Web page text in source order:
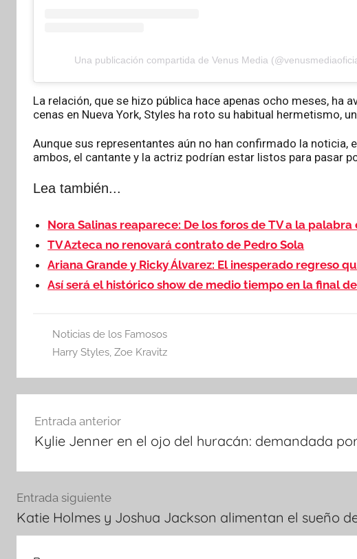
Una publicación compartida de Venus Media
La relación, que se hizo pública hace apenas ocho meses, ha
cenas en Nueva York, Styles ha roto su habitual hermetismo,
Aunque sus representantes aún no han confirmado la
ambos, el cantante y la actriz podrían estar listos para pasar
Lea también...
Nora Salinas reaparece: De los foros de TV a la
TV Azteca no renovará contrato de Pedro Sola
Ariana Grande y Ricky Álvarez: El inesperado regreso
Así será el histórico show de medio tiempo en la final
Noticias de los Famosos
Harry Styles, Zoe Kravitz
de
entradas
Entrada anterior
Kylie Jenner en el ojo del huracán: demandada
Entrada siguiente
Katie Holmes y Joshua Jackson alimentan el sueño